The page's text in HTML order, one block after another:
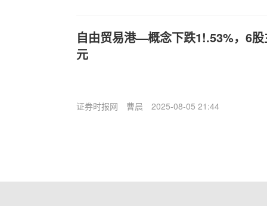
自由贸易港—概念下跌1!.53%，6
元
证券时报网 曹晨 2025-08-05 21:44